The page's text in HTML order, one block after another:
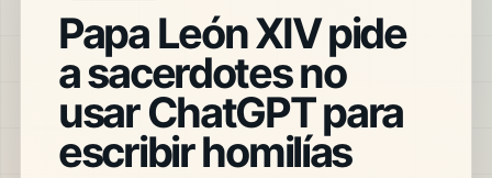
Papa León XIV pide
a sacerdotes no
usar ChatGPT para
escribir homilías